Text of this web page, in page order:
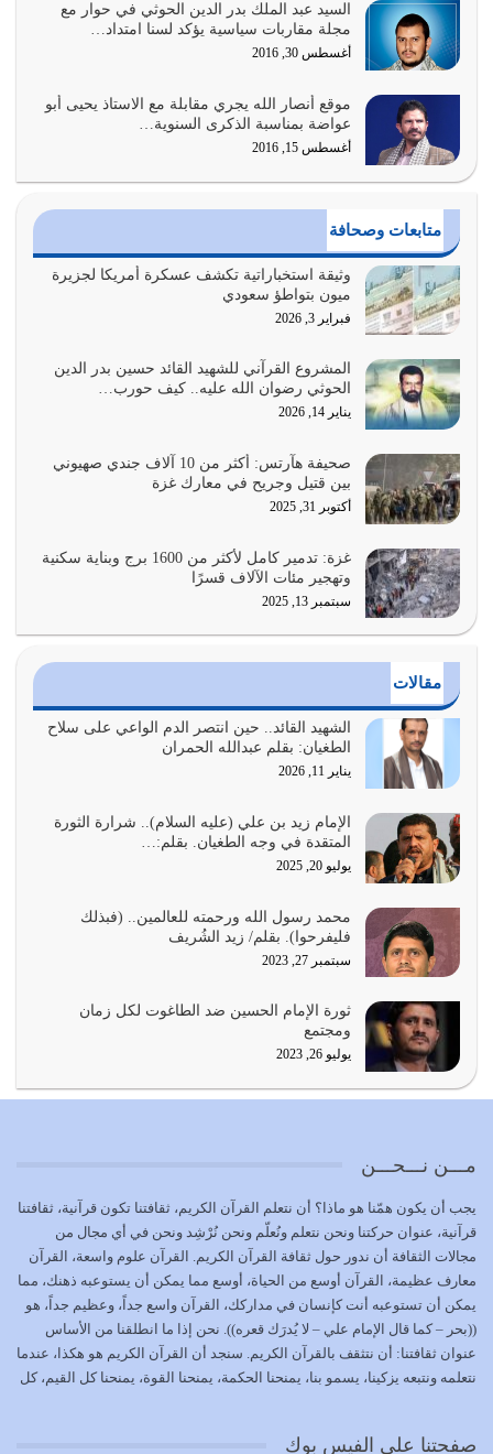
أولياء الشيطان كلما كانوا أكثر ولاءً وطاعة للشيطان كلما كانوا
أكثر ضعفاً
يوليو 30, 2026
وعد الله تعالى من يُقتل في سبيله بالحياة الأبدية والرزق
والاستبشار والنجاة والخلود في…
يوليو 29, 2026
القرآن الكريم هو أهم مصدر لمعرفة رسول الله معرفة سيرته
معرفة شخصيته معرفة عظمته
يوليو 28, 2026
هل نحن من الصالحين؟ قيِّم نفسك هنا اترك القرآن على أصله
وأعرض نفسك، وأعرض ما لديك على…
يوليو 27, 2026
عندما يكون عدوك هو عدو الله معناه أن تكون نقاط الضعف
فيه كثيرة وسينصرك الله عليه إذا…
يوليو 26, 2026
أراد الله لهذه الأمة ان تكون خير امة أخرجت للناس بالنهوض
بالأمر بالمعروف والنهي عن…
يوليو 25, 2026
الدين الذي شرعه الله لا يجوز أن يخضع لآرائنا وأهوائنا
أي أمة تتفرق في الدين وتتفرق في كيانها معناه أنها أصبحت
أمة عاجزة عن النهوض…
يوليو 23, 2026
بحبل الله جميعاً وليس كل…
يوليو 22, 2026
يشاء ويذل من يشاء
يوليو 21, 2026
كل زمان…
يوليو 19, 2026
الوظيفة عبارة عن مسؤولية يجب النهوض بها كما ينبغي لكي
وَالْمُنْفِقِينَ…
يوليو 17, 2026
الاعتصام بحبل الله أمر إلهي للمؤمنين وهو بمثابة سبب بينهم
وبين الله يترتب عليه النصر…
يوليو 16, 2026
إما أن نحاول أن نكون من أولياء الله فيتم على أيدينا ضرب
يوليو 15, 2026
السيد عبد الملك بدر الدين الحوثي في حوار مع
مجلة مقاربات سياسية يؤكد لسنا امتداد…
أغسطس 30, 2016
موقع أنصار الله يجري مقابلة مع الاستاذ يحيى أبو
عواضة بمناسبة الذكرى السنوية…
أغسطس 15, 2016
متابعات وصحافة
وثيقة استخباراتية تكشف عسكرة أمريكا لجزيرة
ميون بتواطؤ سعودي
فبراير 3, 2026
المشروع القرآني للشهيد القائد حسين بدر الدين
الحوثي رضوان الله عليه.. كيف حورب…
يناير 14, 2026
صحيفة هآرتس: أكثر من 10 آلاف جندي صهيوني
بين قتيل وجريح في معارك غزة
أكتوبر 31, 2025
غزة: تدمير كامل لأكثر من 1600 برج وبناية سكنية
وتهجير مئات الآلاف قسرًا
سبتمبر 13, 2025
مقالات
الشهيد القائد.. حين انتصر الدم الواعي على سلاح
الطغيان: بقلم عبدالله الحمران
يناير 11, 2026
الإمام زيد بن علي (عليه السلام).. شرارة الثورة
المتقدة في وجه الطغيان. بقلم:…
يوليو 20, 2025
محمد رسول الله ورحمته للعالمين.. (فبذلك
فليفرحوا). بقلم/ زيد الشُريف
سبتمبر 27, 2023
ثورة الإمام الحسين ضد الطاغوت لكل زمان
ومجتمع
يوليو 26, 2023
مـــن نـــحـــن
يجب أن يكون همّنا هو ماذا؟ أن نتعلم القرآن الكريم، ثقافتنا تكون قرآنية، ثقافتنا
قرآنية، عنوان حركتنا ونحن نتعلم ونُعلّم ونحن نُرْشِد ونحن في أي مجال من
مجالات الثقافة أن ندور حول ثقافة القرآن الكريم. القرآن علوم واسعة، القرآن
معارف عظيمة، القرآن أوسع من الحياة، أوسع مما يمكن أن يستوعبه ذهنك، مما
يمكن أن تستوعبه أنت كإنسان في مداركك، القرآن واسع جداً، وعظيم جداً، هو
((بحر – كما قال الإمام علي – لا يُدرَك قعره)). نحن إذا ما انطلقنا من الأساس
عنوان ثقافتنا: أن نتثقف بالقرآن الكريم. سنجد أن القرآن الكريم هو هكذا، عندما
نتعلمه ونتبعه يزكينا، يسمو بنا، يمنحنا الحكمة، يمنحنا القوة، يمنحنا كل القيم، كل
بمستوى أن نثقف الآخرين بالقرآن الكريم، وأن نتثقف بثقافة القرآن الكريم
صفحتنا على الفيس بوك